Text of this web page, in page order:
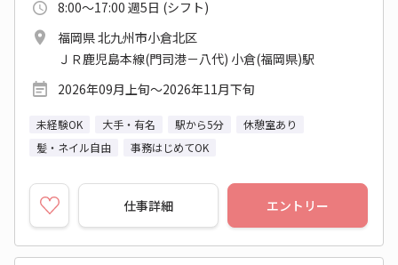
8:00～17:00 週5日 (シフト)
福岡県 北九州市小倉北区
ＪＲ鹿児島本線(門司港－八代) 小倉(福岡県)駅
2026年09月上旬～2026年11月下旬
未経験OK 大手・有名 駅から5分
休憩室あり
髪・ネイル自由
事務はじめてOK
仕事詳細 エントリー